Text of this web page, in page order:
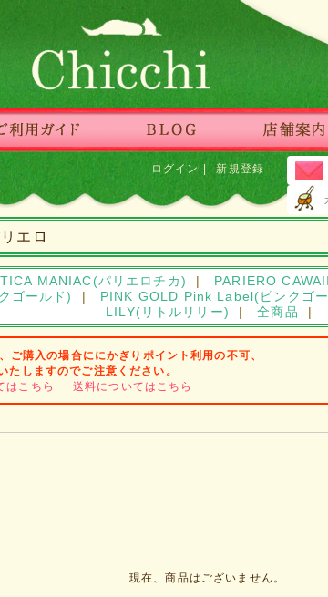
新規登録
ログイン |
エロ
MANIAC(パリエロチカ) | PARIERO
ゴールド)
| PINK GOLD Pink Label(ピンクゴ
LILY(リトルリリー)
| 全商品 |
ご購入の場合ににかぎりポイント利用の不可、
たしますのでご注意ください。
はこちら
送料についてはこちら
現在、商品はございません。